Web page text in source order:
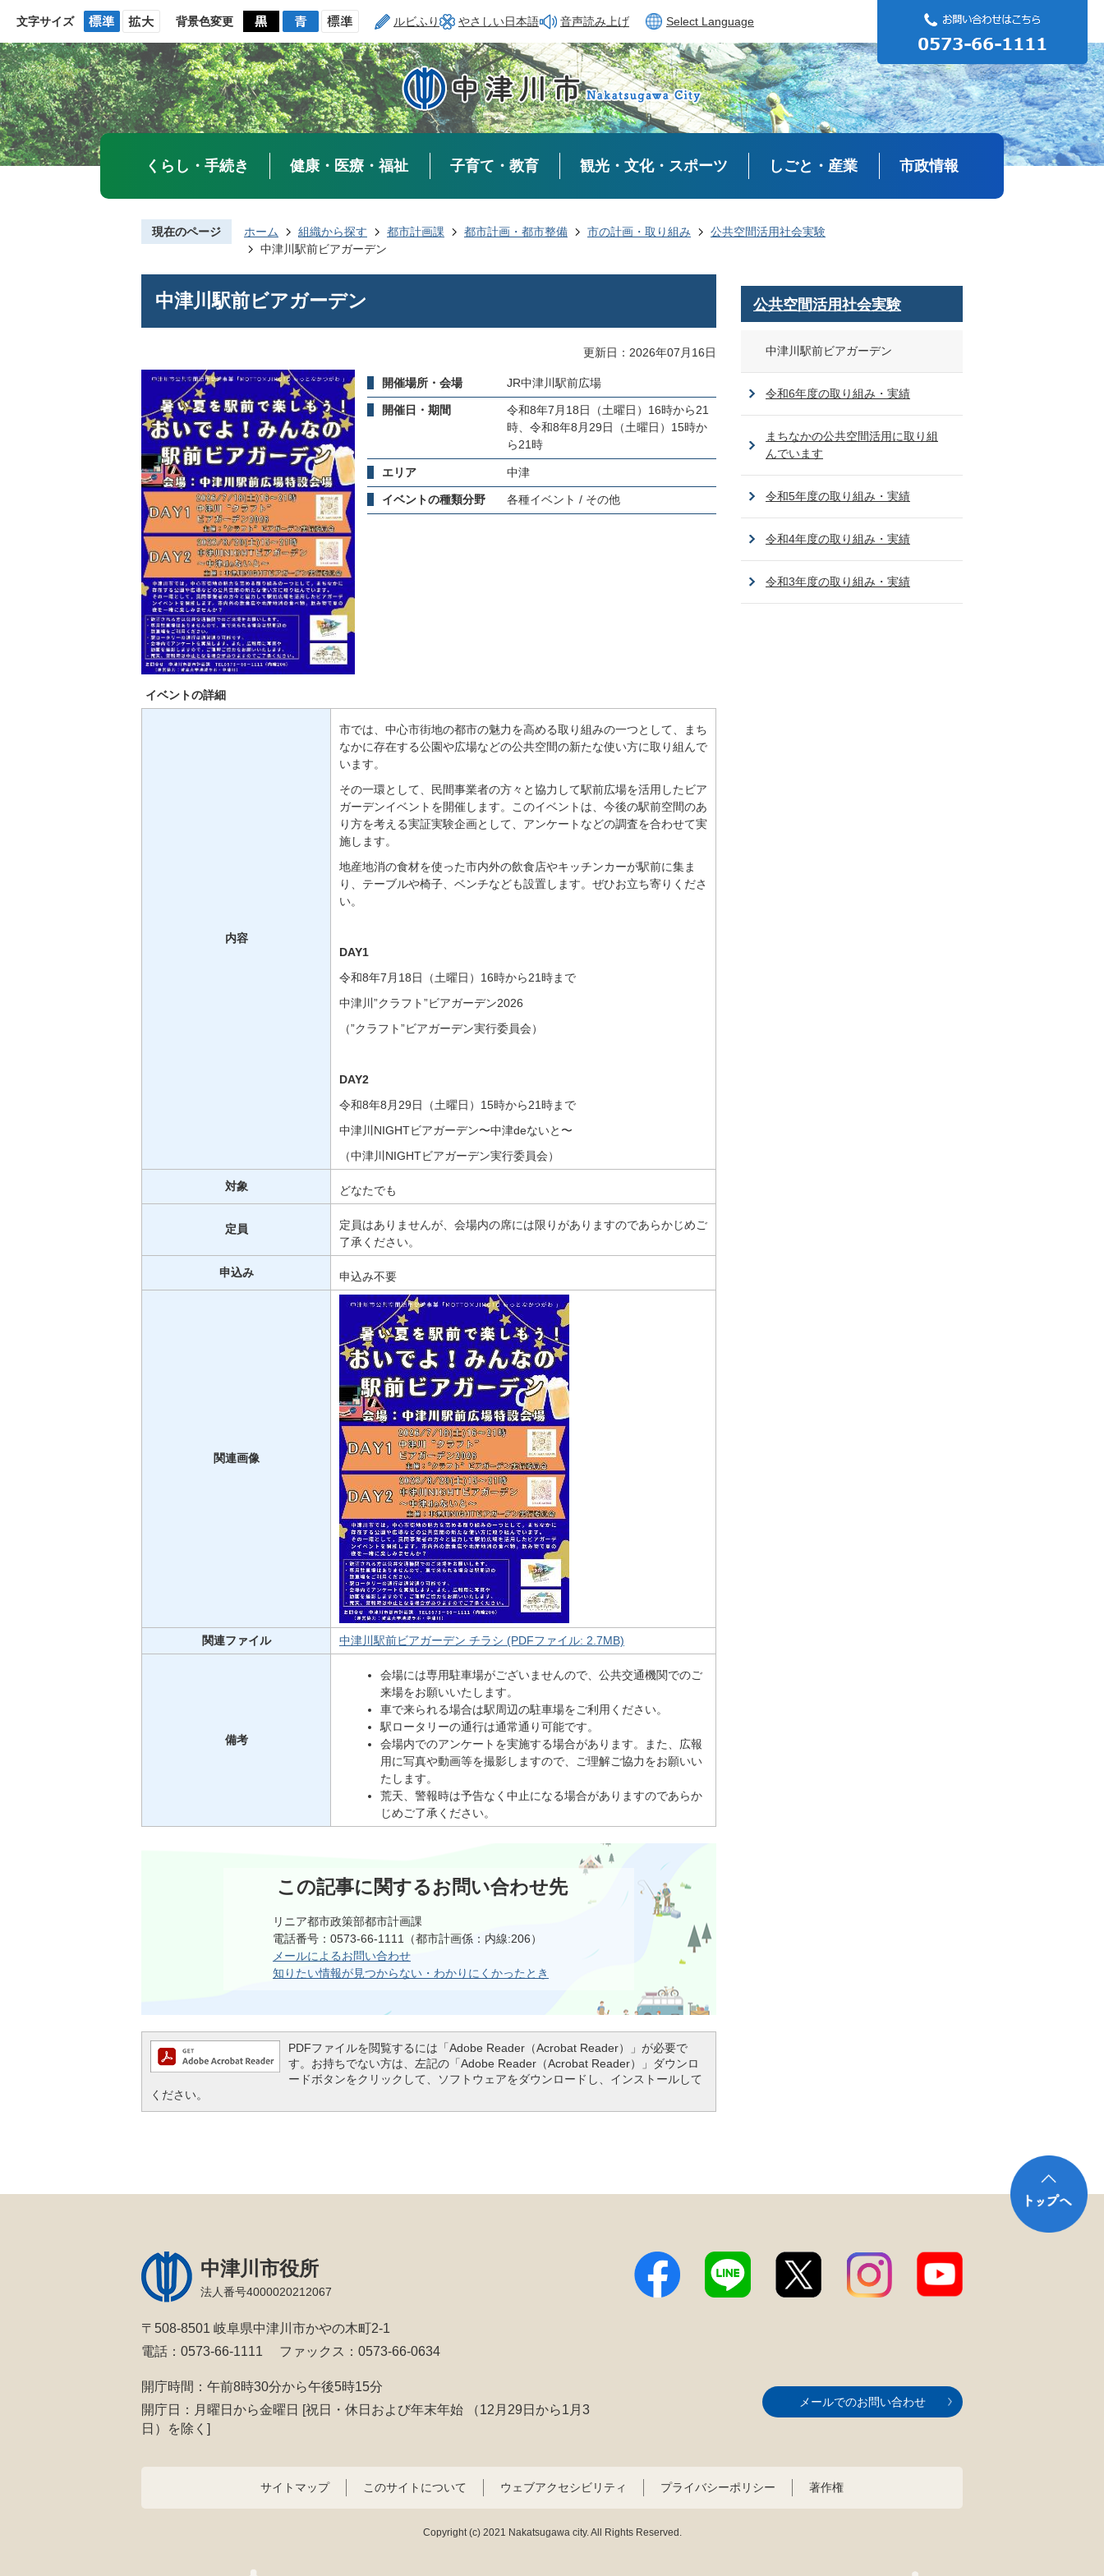
文字サイズ 背景色変更 ルビふり やさしい日本語 音声読み上げ Select Language
くらし・手続き 健康・医療・福祉 子育て・教育 観光・文化・スポーツ しごと・産業 市政情報
現在のページ ホーム 組織から探す 都市計画課 都市計画・都市整備 市の計画・取り組み
公共空間活用社会実験
中津川駅前ビアガーデン
中津川駅前ビアガーデン
更新日：2026年07月16日
開催場所・会場 JR中津川駅前広場
開催日・期間
令和8年7月18日（土曜日）16時から21
時、令和8年8月29日（土曜日）15時か
ら21時
エリア 中津
イベントの種類分野 各種イベント / その他
イベントの詳細
内容
市では、中心市街地の都市の魅力を高める取り組みの一つとして、まち
なかに存在する公園や広場などの公共空間の新たな使い方に取り組んで
います。
その一環として、民間事業者の方々と協力して駅前広場を活用したビア
ガーデンイベントを開催します。このイベントは、今後の駅前空間のあ
り方を考える実証実験企画として、アンケートなどの調査を合わせて実
施します。
地産地消の食材を使った市内外の飲食店やキッチンカーが駅前に集ま
り、テーブルや椅子、ベンチなども設置します。ぜひお立ち寄りくださ
い。
DAY1
令和8年7月18日（土曜日）16時から21時まで
中津川”クラフト”ビアガーデン2026
（”クラフト”ビアガーデン実行委員会）
DAY2
令和8年8月29日（土曜日）15時から21時まで
中津川NIGHTビアガーデン〜中津deないと〜
（中津川NIGHTビアガーデン実行委員会）
対象 どなたでも
定員
定員はありませんが、会場内の席には限りがありますのであらかじめご
了承ください。
申込み 申込み不要
関連画像
関連ファイル 中津川駅前ビアガーデン チラシ (PDFファイル: 2.7MB)
備考
会場には専用駐車場がございませんので、公共交通機関でのご
来場をお願いいたします。
車で来られる場合は駅周辺の駐車場をご利用ください。
駅ロータリーの通行は通常通り可能です。
会場内でのアンケートを実施する場合があります。また、広報
用に写真や動画等を撮影しますので、ご理解ご協力をお願いい
たします。
荒天、警報時は予告なく中止になる場合がありますのであらか
じめご了承ください。
この記事に関するお問い合わせ先
リニア都市政策部都市計画課
電話番号：0573-66-1111（都市計画係：内線:206）
メールによるお問い合わせ
知りたい情報が見つからない・わかりにくかったとき
PDFファイルを閲覧するには「Adobe Reader（Acrobat Reader）」が必要で
す。お持ちでない方は、左記の「Adobe Reader（Acrobat Reader）」ダウンロ
ードボタンをクリックして、ソフトウェアをダウンロードし、インストールして
ください。
公共空間活用社会実験
中津川駅前ビアガーデン
令和6年度の取り組み・実績
まちなかの公共空間活用に取り組
んでいます
令和5年度の取り組み・実績
令和4年度の取り組み・実績
令和3年度の取り組み・実績
中津川市役所
法人番号4000020212067
〒508-8501 岐阜県中津川市かやの木町2-1
電話：0573-66-1111
ファックス：0573-66-0634
開庁時間：午前8時30分から午後5時15分
開庁日：月曜日から金曜日 [祝日・休日および年末年始
（12月29日から1月3
日）を除く]
メールでのお問い合わせ
サイトマップ このサイトについて ウェブアクセシビリティ プライバシーポリシー 著作権
Copyright (c) 2021 Nakatsugawa city. All Rights Reserved.